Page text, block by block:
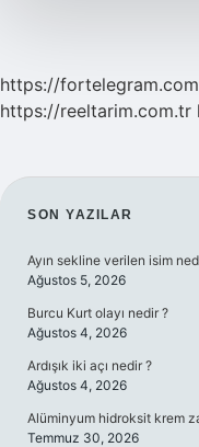
https://fortelegram.com
https://reeltarim.com.tr
SIDEBAR
SON YAZILAR
Ayın sekline verilen isim
Ağustos 5, 2026
Burcu Kurt olayı nedir ?
Ağustos 4, 2026
Ardışık iki açı nedir ?
Ağustos 4, 2026
Alüminyum hidroksit krem
Temmuz 30, 2026